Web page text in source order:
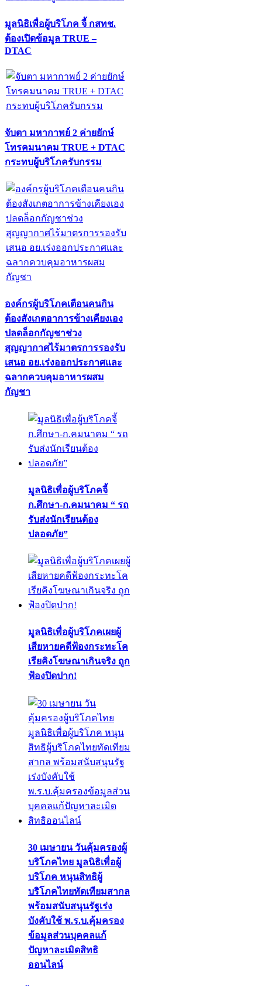
มูลนิธิเพื่อผู้บริโภค จี้ กสทช.
ต้องเปิดข้อมูล TRUE –
DTAC
จับตา มหากาพย์ 2 ค่ายยักษ์
โทรคมนาคม TRUE + DTAC
กระทบผู้บริโภครับกรรม
องค์กรผู้บริโภคเตือนคนกิน
ต้องสังเกตอาการข้างเคียงเอง
ปลดล็อกกัญชาช่วง
สุญญากาศไร้มาตรการรองรับ
เสนอ อย.เร่งออกประกาศและ
ฉลากควบคุมอาหารผสม
กัญชา
มูลนิธิเพื่อผู้บริโภคจี้
ก.ศึกษา-ก.คมนาคม “ รถ
รับส่งนักเรียนต้อง
ปลอดภัย”
มูลนิธิเพื่อผู้บริโภคเผยผู้
เสียหายคดีฟ้องกระทะโค
เรียคิงโฆษณาเกินจริง ถูก
ฟ้องปิดปาก!
30 เมษายน วันคุ้มครองผู้
บริโภคไทย มูลนิธิเพื่อผู้
บริโภค หนุนสิทธิผู้
บริโภคไทยทัดเทียมสากล
พร้อมสนับสนุนรัฐเร่ง
บังคับใช้ พ.ร.บ.คุ้มครอง
ข้อมูลส่วนบุคคลแก้
ปัญหาละเมิดสิทธิ
ออนไลน์